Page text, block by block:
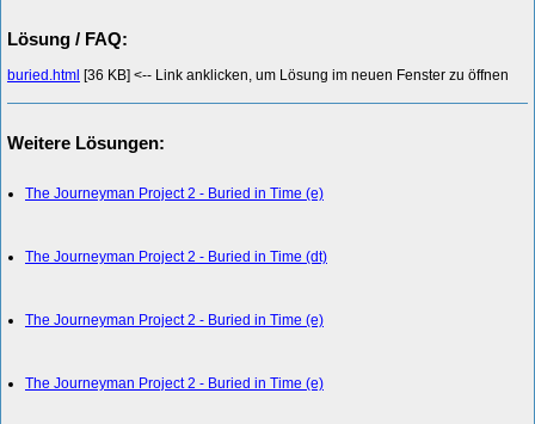
Lösung / FAQ:
buried.html [36 KB] <-- Link anklicken, um Lösung im neuen Fenster zu öffnen
Weitere Lösungen:
The Journeyman Project 2 - Buried in Time (e)
The Journeyman Project 2 - Buried in Time (dt)
The Journeyman Project 2 - Buried in Time (e)
The Journeyman Project 2 - Buried in Time (e)